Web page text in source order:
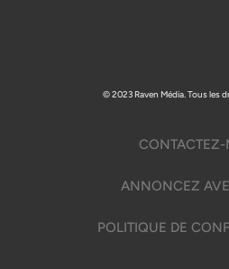
© 2023 Raven Média. Tous les
ANNONCEZ
POLITIQUE DE